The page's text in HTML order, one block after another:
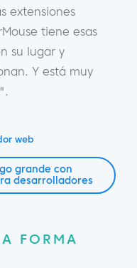
extensiones
tiene esas
su lugar y
Y está muy
web
grande con
desarrolladores
FORMA